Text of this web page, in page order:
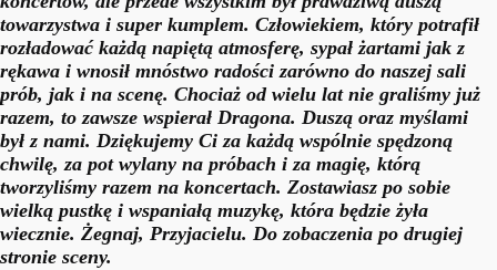
towarzystwa i super kumplem. Człowiekiem, który potrafił
rozładować każdą napiętą atmosferę, sypał żartami jak z
rękawa i wnosił mnóstwo radości zarówno do naszej sali
prób, jak i na scenę. Chociaż od wielu lat nie graliśmy już
razem, to zawsze wspierał Dragona. Duszą oraz myślami
był z nami. Dziękujemy Ci za każdą wspólnie spędzoną
chwilę, za pot wylany na próbach i za magię, którą
tworzyliśmy razem na koncertach. Zostawiasz po sobie
wielką pustkę i wspaniałą muzykę, która będzie żyła
wiecznie. Żegnaj, Przyjacielu. Do zobaczenia po drugiej
stronie sceny.